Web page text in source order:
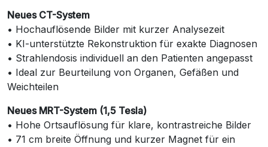
Neues CT-System
• Hochauflösende Bilder mit kurzer Analysezeit
• KI-unterstützte Rekonstruktion für exakte Diagnosen
• Strahlendosis individuell an den Patienten angepasst
• Ideal zur Beurteilung von Organen, Gefäßen und
Weichteilen
Neues MRT-System (1,5 Tesla)
• Hohe Ortsauflösung für klare, kontrastreiche Bilder
• 71 cm breite Öffnung und kurzer Magnet für ein